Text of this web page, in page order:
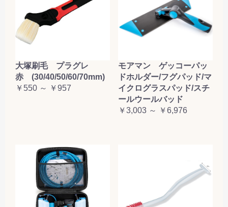
大塚刷毛 プラグレ
赤 (30/40/50/60/70mm)
￥550 ～ ￥957
モアマン ゲッコーパッ
ドホルダー/フグパッド/マ
イクログラスパッド/スチ
ールウールバッド
￥3,003 ～ ￥6,976